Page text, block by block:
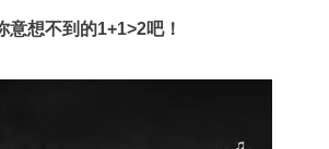
意想不到的1+1>2吧！